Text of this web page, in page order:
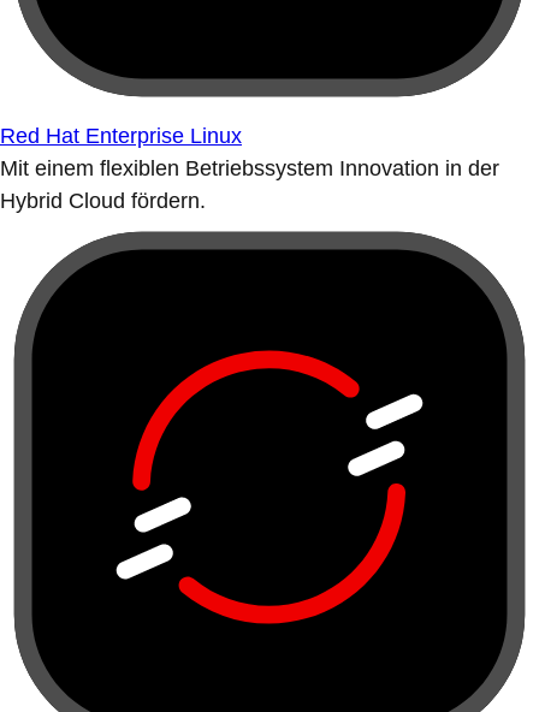
Red Hat Enterprise Linux
Mit einem flexiblen Betriebssystem Innovation in der
Hybrid Cloud fördern.